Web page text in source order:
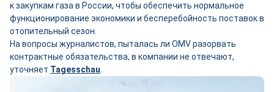
к закупкам газа в России, чтобы обеспечить нормальное
функционирование экономики и бесперебойность поставок в
отопительный сезон.
На вопросы журналистов, пыталась ли OMV разорвать
контрактные обязательства, в компании не отвечают,
уточняет Tagesschau.